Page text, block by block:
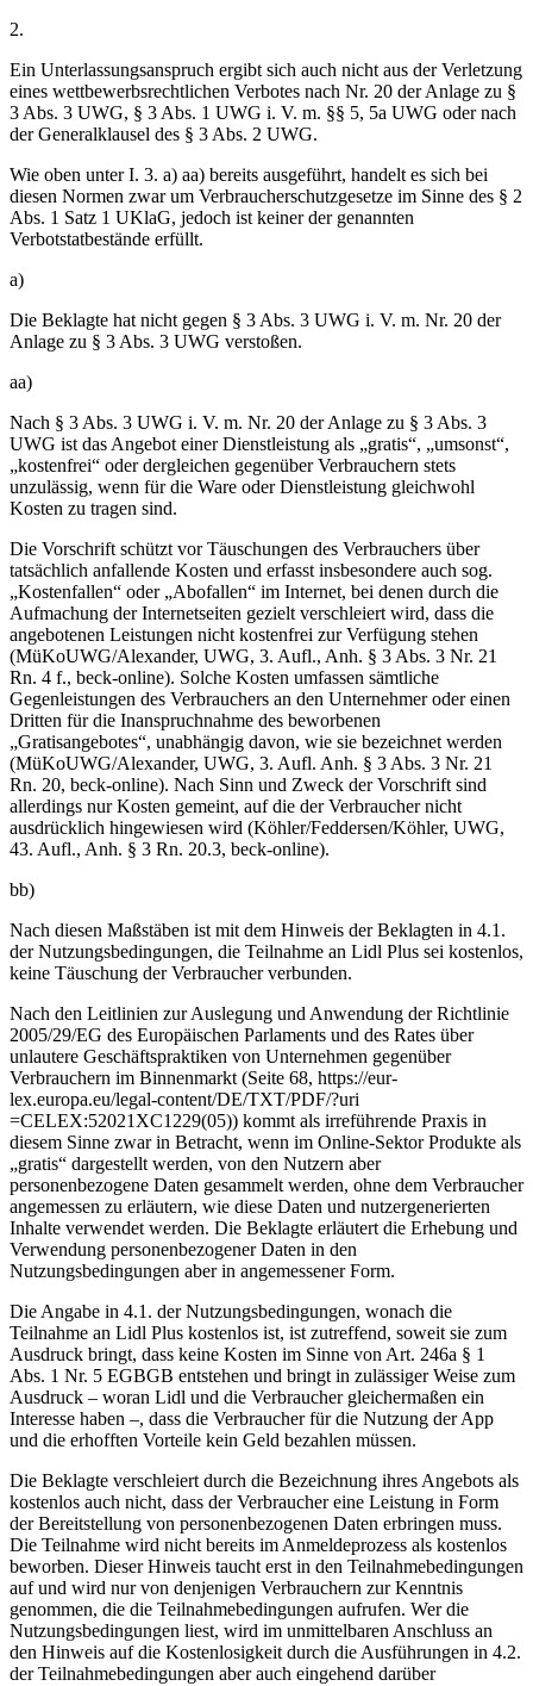
2.
Ein Unterlassungsanspruch ergibt sich auch nicht aus der Verletzung
eines wettbewerbsrechtlichen Verbotes nach Nr. 20 der Anlage zu §
3 Abs. 3 UWG, § 3 Abs. 1 UWG i. V. m. §§ 5, 5a UWG oder nach
der Generalklausel des § 3 Abs. 2 UWG.
Wie oben unter I. 3. a) aa) bereits ausgeführt, handelt es sich bei
diesen Normen zwar um Verbraucherschutzgesetze im Sinne des § 2
Abs. 1 Satz 1 UKlaG, jedoch ist keiner der genannten
Verbotstatbestände erfüllt.
a)
Die Beklagte hat nicht gegen § 3 Abs. 3 UWG i. V. m. Nr. 20 der
Anlage zu § 3 Abs. 3 UWG verstoßen.
aa)
Nach § 3 Abs. 3 UWG i. V. m. Nr. 20 der Anlage zu § 3 Abs. 3
UWG ist das Angebot einer Dienstleistung als „gratis“, „umsonst“,
„kostenfrei“ oder dergleichen gegenüber Verbrauchern stets
unzulässig, wenn für die Ware oder Dienstleistung gleichwohl
Kosten zu tragen sind.
Die Vorschrift schützt vor Täuschungen des Verbrauchers über
tatsächlich anfallende Kosten und erfasst insbesondere auch sog.
„Kostenfallen“ oder „Abofallen“ im Internet, bei denen durch die
Aufmachung der Internetseiten gezielt verschleiert wird, dass die
angebotenen Leistungen nicht kostenfrei zur Verfügung stehen
(MüKoUWG/Alexander, UWG, 3. Aufl., Anh. § 3 Abs. 3 Nr. 21
Rn. 4 f., beck-online). Solche Kosten umfassen sämtliche
Gegenleistungen des Verbrauchers an den Unternehmer oder einen
Dritten für die Inanspruchnahme des beworbenen
„Gratisangebotes“, unabhängig davon, wie sie bezeichnet werden
(MüKoUWG/Alexander, UWG, 3. Aufl. Anh. § 3 Abs. 3 Nr. 21
Rn. 20, beck-online). Nach Sinn und Zweck der Vorschrift sind
allerdings nur Kosten gemeint, auf die der Verbraucher nicht
ausdrücklich hingewiesen wird (Köhler/Feddersen/Köhler, UWG,
43. Aufl., Anh. § 3 Rn. 20.3, beck-online).
bb)
Nach diesen Maßstäben ist mit dem Hinweis der Beklagten in 4.1.
der Nutzungsbedingungen, die Teilnahme an Lidl Plus sei kostenlos,
keine Täuschung der Verbraucher verbunden.
Nach den Leitlinien zur Auslegung und Anwendung der Richtlinie
2005/29/EG des Europäischen Parlaments und des Rates über
unlautere Geschäftspraktiken von Unternehmen gegenüber
Verbrauchern im Binnenmarkt (Seite 68, https://eur-
lex.europa.eu/legal-content/DE/TXT/PDF/?uri
=CELEX:52021XC1229(05)) kommt als irreführende Praxis in
diesem Sinne zwar in Betracht, wenn im Online-Sektor Produkte als
„gratis“ dargestellt werden, von den Nutzern aber
personenbezogene Daten gesammelt werden, ohne dem Verbraucher
angemessen zu erläutern, wie diese Daten und nutzergenerierten
Inhalte verwendet werden. Die Beklagte erläutert die Erhebung und
Verwendung personenbezogener Daten in den
Nutzungsbedingungen aber in angemessener Form.
Die Angabe in 4.1. der Nutzungsbedingungen, wonach die
Teilnahme an Lidl Plus kostenlos ist, ist zutreffend, soweit sie zum
Ausdruck bringt, dass keine Kosten im Sinne von Art. 246a § 1
Abs. 1 Nr. 5 EGBGB entstehen und bringt in zulässiger Weise zum
Ausdruck – woran Lidl und die Verbraucher gleichermaßen ein
Interesse haben –, dass die Verbraucher für die Nutzung der App
und die erhofften Vorteile kein Geld bezahlen müssen.
Die Beklagte verschleiert durch die Bezeichnung ihres Angebots als
kostenlos auch nicht, dass der Verbraucher eine Leistung in Form
der Bereitstellung von personenbezogenen Daten erbringen muss.
Die Teilnahme wird nicht bereits im Anmeldeprozess als kostenlos
beworben. Dieser Hinweis taucht erst in den Teilnahmebedingungen
auf und wird nur von denjenigen Verbrauchern zur Kenntnis
genommen, die die Teilnahmebedingungen aufrufen. Wer die
Nutzungsbedingungen liest, wird im unmittelbaren Anschluss an
den Hinweis auf die Kostenlosigkeit durch die Ausführungen in 4.2.
der Teilnahmebedingungen aber auch eingehend darüber